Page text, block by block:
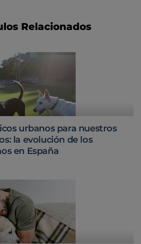
Relacionados
urbanos para nuestros
la evolución de los
en España